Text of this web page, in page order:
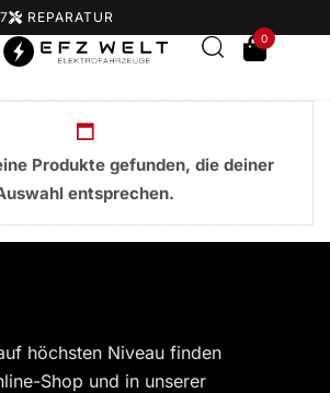
REPARATUR
0
Produkte gefunden, die deiner
entsprechen.
höchsten Niveau finden
Shop und in unserer